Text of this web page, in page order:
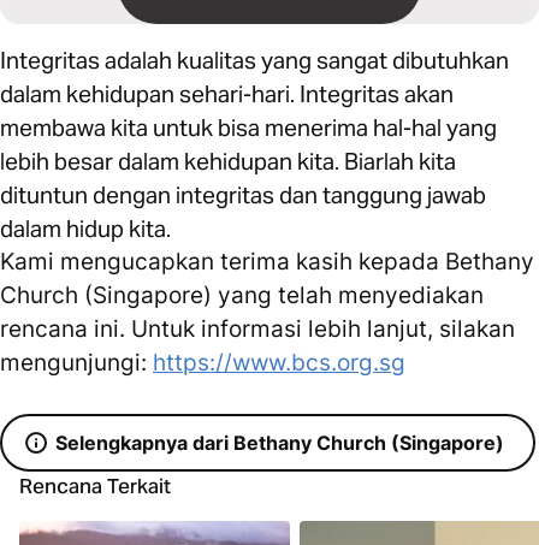
Integritas adalah kualitas yang sangat dibutuhkan
dalam kehidupan sehari-hari. Integritas akan
membawa kita untuk bisa menerima hal-hal yang
lebih besar dalam kehidupan kita. Biarlah kita
dituntun dengan integritas dan tanggung jawab
dalam hidup kita.
Kami mengucapkan terima kasih kepada Bethany
Church (Singapore) yang telah menyediakan
rencana ini. Untuk informasi lebih lanjut, silakan
mengunjungi: https://www.bcs.org.sg
Selengkapnya dari Bethany Church (Singapore)
Rencana Terkait